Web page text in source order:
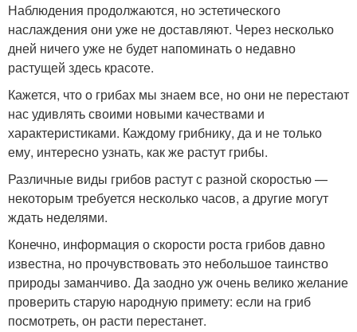
Наблюдения продолжаются, но эстетического
наслаждения они уже не доставляют. Через несколько
дней ничего уже не будет напоминать о недавно
растущей здесь красоте.
Кажется, что о грибах мы знаем все, но они не перестают
нас удивлять своими новыми качествами и
характеристиками. Каждому грибнику, да и не только
ему, интересно узнать, как же растут грибы.
Различные виды грибов растут с разной скоростью —
некоторым требуется несколько часов, а другие могут
ждать неделями.
Конечно, информация о скорости роста грибов давно
известна, но прочувствовать это небольшое таинство
природы заманчиво. Да заодно уж очень велико желание
проверить старую народную примету: если на гриб
посмотреть, он расти перестанет.